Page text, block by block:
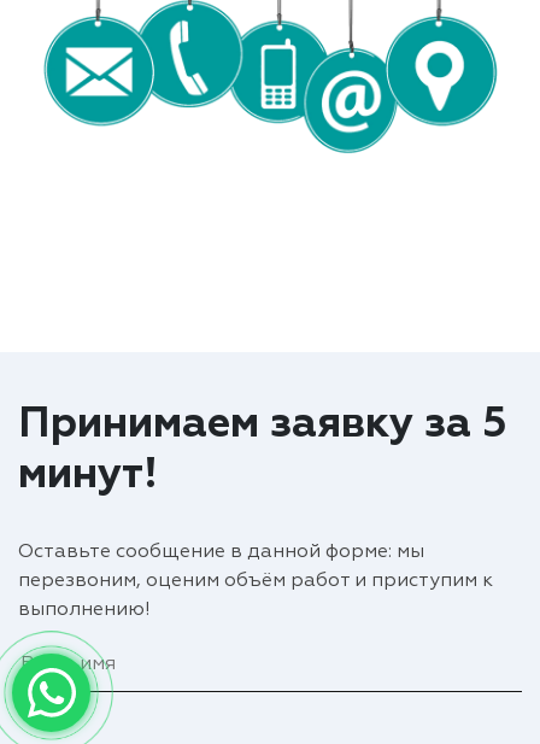
Принимаем заявку за 5
минут!
Оставьте сообщение в данной форме: мы
перезвоним, оценим объём работ и приступим к
выполнению!